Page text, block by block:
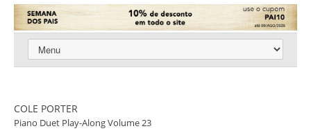
COLE PORTER
Piano Duet Play-Along Volume 23